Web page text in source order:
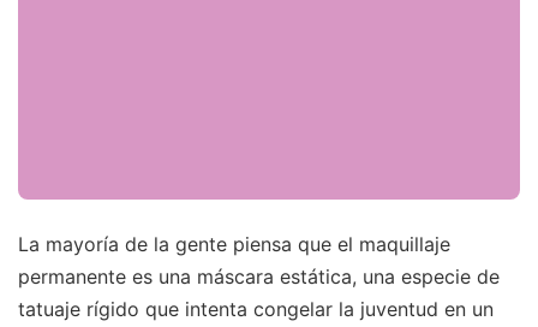
La mayoría de la gente piensa que el maquillaje
permanente es una máscara estática, una especie de
tatuaje rígido que intenta congelar la juventud en un